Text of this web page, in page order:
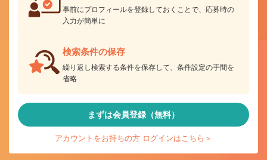
事前にプロフィールを登録しておくことで、応募時の
入力が簡単に
検索条件の保存
繰り返し検索する条件を保存して、条件設定の手間を
省略
まずは会員登録（無料）
アカウントをお持ちの方 ログインはこちら＞